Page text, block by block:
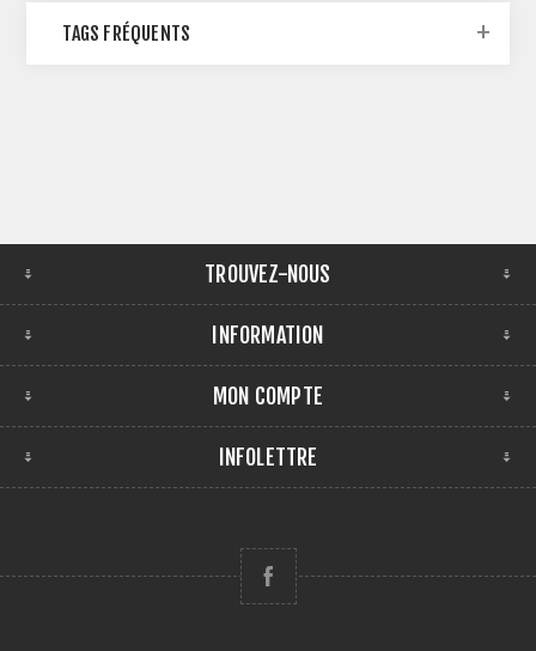
TAGS FRÉQUENTS
TROUVEZ-NOUS
INFORMATION
MON COMPTE
INFOLETTRE